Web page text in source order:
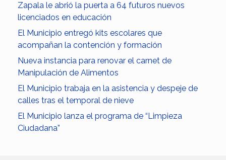
Zapala le abrió la puerta a 64 futuros nuevos
licenciados en educación
El Municipio entregó kits escolares que
acompañan la contención y formación
Nueva instancia para renovar el carnet de
Manipulación de Alimentos
El Municipio trabaja en la asistencia y despeje de
calles tras el temporal de nieve
El Municipio lanza el programa de “Limpieza
Ciudadana”